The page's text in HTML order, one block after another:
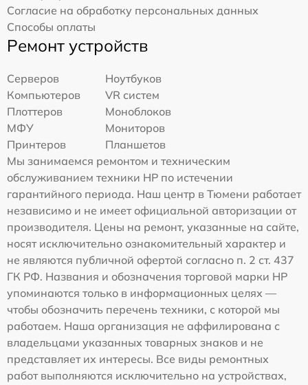
Согласие на обработку персональных данных
Способы оплаты
Ремонт устройств
Серверов
Ноутбуков
Компьютеров
VR систем
Плоттеров
Моноблоков
МФУ
Мониторов
Принтеров
Планшетов
Мы занимаемся ремонтом и техническим
обслуживанием техники HP по истечении
гарантийного периода. Наш центр в Тюмени работает
независимо и не имеет официальной авторизации от
производителя. Цены на ремонт, указанные на сайте,
носят исключительно ознакомительный характер и
не являются публичной офертой согласно п. 2 ст. 437
ГК РФ. Названия и обозначения торговой марки HP
упоминаются только в информационных целях —
чтобы обозначить перечень техники, с которой мы
работаем. Наша организация не аффилирована с
владельцами указанных товарных знаков и не
представляет их интересы. Все виды ремонтных
работ выполняются исключительно на устройствах,